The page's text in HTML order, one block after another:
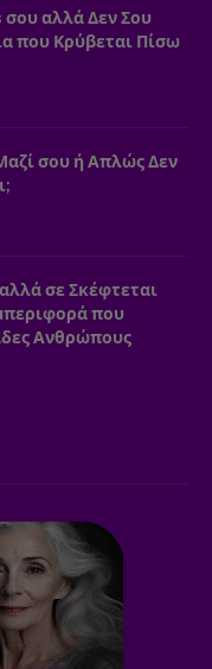
σου αλλά Δεν Σου
που Κρύβεται Πίσω
σου ή Απλώς Δεν
σε Σκέφτεται
που
Ανθρώπους